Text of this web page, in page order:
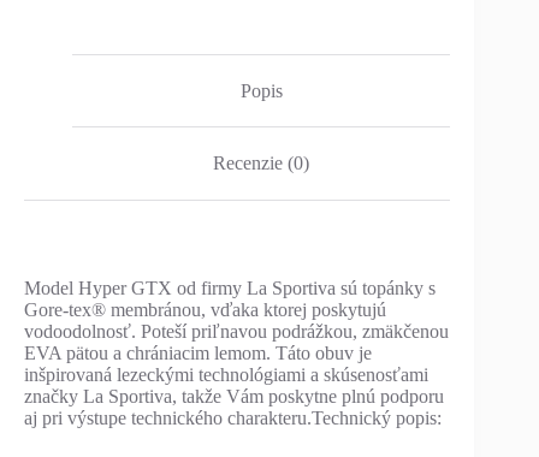
Popis
Recenzie (0)
Model Hyper GTX od firmy La Sportiva sú topánky s
Gore-tex® membránou, vďaka ktorej poskytujú
vodoodolnosť. Poteší priľnavou podrážkou, zmäkčenou
EVA pätou a chrániacim lemom. Táto obuv je
inšpirovaná lezeckými technológiami a skúsenosťami
značky La Sportiva, takže Vám poskytne plnú podporu
aj pri výstupe technického charakteru.Technický popis: